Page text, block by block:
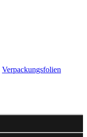
Verpackungsfolien